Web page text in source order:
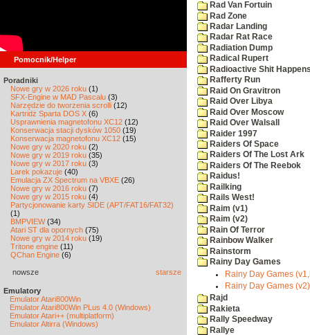
Pomocnik/Helper
Poradniki
Nowe gry w 2026 roku (1)
SFX-Engine w MAD Pascalu (3)
Narzędzie do tworzenia scrolli (12)
Kartridż Sparta DOS X (6)
Usprawnienia magnetofonu XC12 (12)
Konserwacja stacji dysków 1050 (19)
Konserwacja magnetofonu XC12 (15)
Nowe gry w 2020 roku (2)
Nowe gry w 2019 roku (35)
Nowe gry w 2017 roku (3)
Larek pokazuje (40)
Emulacja ZX Spectrum na VBXE (26)
Nowe gry w 2016 roku (7)
Nowe gry w 2015 roku (4)
Partycjonowanie karty SIDE (APT/FAT16/FAT32)
(1)
BMPVIEW(34)
Atari ST dla opornych (75)
Nowe gry w 2014 roku (19)
Tritone engine (11)
QChan Engine (6)
nowsze starsze
Emulatory
Emulator Atari800Win
Emulator Atari800Win PLus 4.0 (Windows)
Emulator Atari++ (multiplatform)
Emulator Altirra (Windows)
Rad Van Fortuin
Rad Zone
Radar Landing
Radar Rat Race
Radiation Dump
Radical Rupert
Radioactive Shit
Rafferty Run
Raid On Gravitron
Raid Over Libya
Raid Over Moscow
Raid Over Walsall
Raider 1997
Raiders Of Space
Raiders Of The Lost Ark
Raiders Of The Reebok
Raidus!
Railking
Rails West!
Raim (v1)
Raim (v2)
Rain Of Terror
Rainbow Walker
Rainstorm
Rainy Day Games
Rainy Day Games
Rainy Day Games
Rajd
Rakieta
Rally Speedway
Rallye